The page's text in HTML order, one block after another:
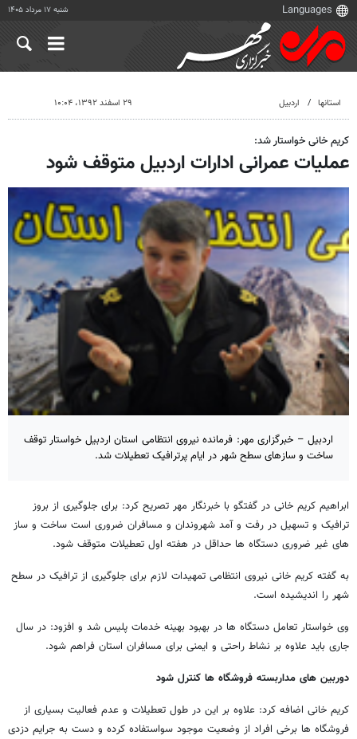
شنبه ۱۷ مرداد ۱۴۰۵
استانها اردبیل ۲۹ اسفند ۱۳۹۲، ۱۰:۰۴
کریم خانی خواستار شد:
عملیات عمرانی ادارات اردبیل متوقف شود
اردبیل – خبرگزاری مهر: فرمانده نیروی انتظامی استان اردبیل خواستار توقف
ساخت و سازهای سطح شهر در ایام پرترافیک تعطیلات شد.
ابراهیم کریم خانی در گفتگو با خبرنگار مهر تصریح کرد: برای جلوگیری از بروز
ترافیک و تسهیل در رفت و آمد شهروندان و مسافران ضروری است ساخت و ساز
های غیر ضروری دستگاه ها حداقل در هفته اول تعطیلات متوقف شود.
به گفته کریم خانی نیروی انتظامی تمهیدات لازم برای جلوگیری از ترافیک در سطح
شهر را اندیشیده است.
وی خواستار تعامل دستگاه ها در بهبود بهینه خدمات پلیس شد و افزود: در سال
جاری باید علاوه بر نشاط راحتی و ایمنی برای مسافران استان فراهم شود.
دوربین های مداربسته فروشگاه ها کنترل شود
کریم خانی اضافه کرد: علاوه بر این در طول تعطیلات و عدم فعالیت بسیاری از
فروشگاه ها برخی افراد از وضعیت موجود سواستفاده کرده و دست به جرایم دزدی